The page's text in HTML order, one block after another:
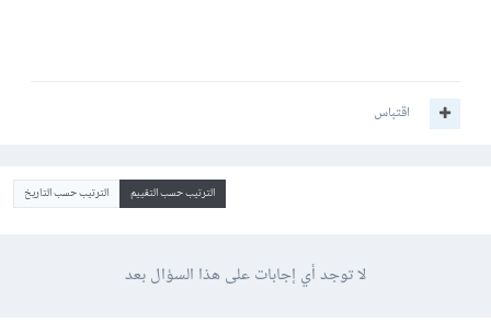
اقتباس
الترتيب حسب التقييم الترتيب حسب التاريخ
لا توجد أي إجابات على هذا السؤال بعد